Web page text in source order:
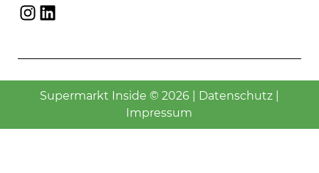
Instagram
LinkedIn
Supermarkt Inside © 2026 | Datenschutz|
Impressum